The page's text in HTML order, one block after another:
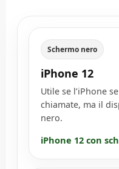
Schermo nero
iPhone 12
Utile se l’iPhone
chiamate, ma il
nero.
iPhone 12 con